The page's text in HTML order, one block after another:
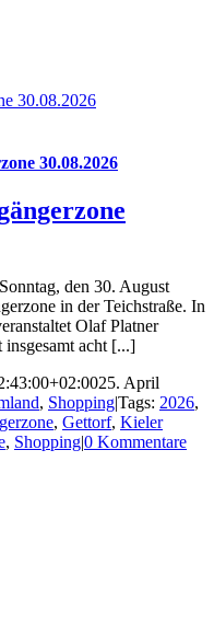
30.08.2026
30.08.2026
den 30. August
in der Teichstraße. In
Olaf Platner
insgesamt acht [...]
25. April
, Shopping|Tags: 2026,
, Gettorf, Kieler
, Shopping|0 Kommentare